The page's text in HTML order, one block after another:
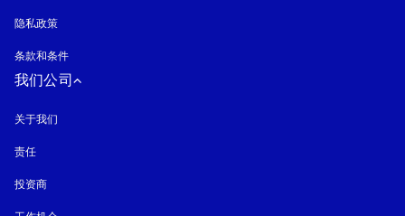
隐私政策
条款和条件
我们公司
关于我们
责任
投资商